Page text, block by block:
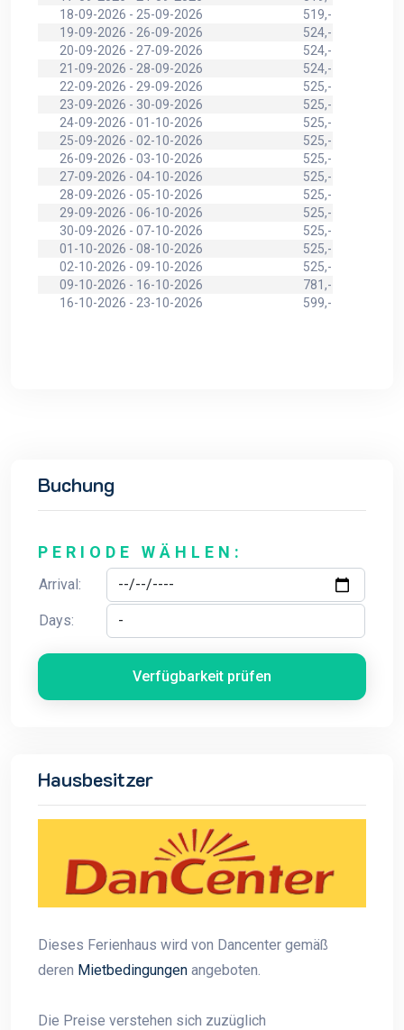
18-09-2026 - 25-09-2026
519,-
19-09-2026 - 26-09-2026
524,-
20-09-2026 - 27-09-2026
524,-
21-09-2026 - 28-09-2026
524,-
22-09-2026 - 29-09-2026
525,-
23-09-2026 - 30-09-2026
525,-
24-09-2026 - 01-10-2026
525,-
25-09-2026 - 02-10-2026
525,-
26-09-2026 - 03-10-2026
525,-
27-09-2026 - 04-10-2026
525,-
28-09-2026 - 05-10-2026
525,-
29-09-2026 - 06-10-2026
525,-
30-09-2026 - 07-10-2026
525,-
01-10-2026 - 08-10-2026
525,-
02-10-2026 - 09-10-2026
525,-
09-10-2026 - 16-10-2026
781,-
16-10-2026 - 23-10-2026
599,-
Buchung
PERIODE WÄHLEN:
Arrival:
Days:
Verfügbarkeit prüfen
Hausbesitzer
Dieses Ferienhaus wird von Dancenter gemäß
deren Mietbedingungen angeboten.
Die Preise verstehen sich zuzüglich